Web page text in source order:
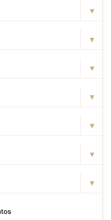
▾
▾
▾
▾
▾
▾
▾